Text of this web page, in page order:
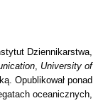
Dziennikarstwa,
, University of
Opublikował ponad
oceanicznych,